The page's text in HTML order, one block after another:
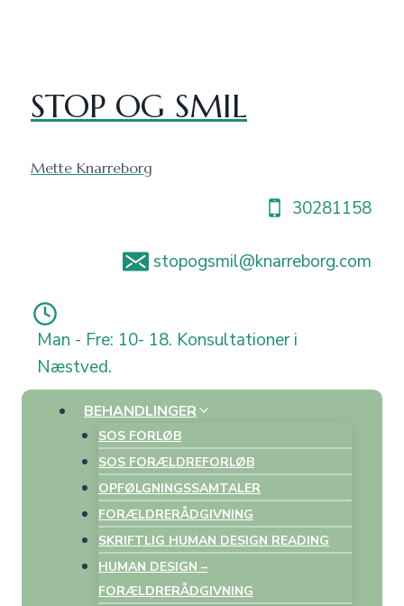
STOP OG SMIL
Mette Knarreborg
30281158
stopogsmil@knarreborg.com
Man - Fre: 10- 18. Konsultationer i
Næstved.
BEHANDLINGER
SOS FORLØB
SOS FORÆLDREFORLØB
OPFØLGNINGSSAMTALER
FORÆLDRERÅDGIVNING
SKRIFTLIG HUMAN DESIGN READING
HUMAN DESIGN –
FORÆLDRERÅDGIVNING